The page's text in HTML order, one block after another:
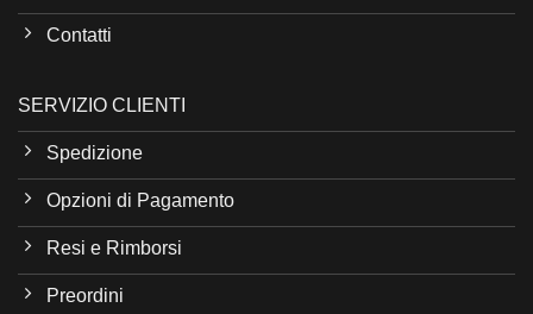
Contatti
SERVIZIO CLIENTI
Spedizione
Opzioni di Pagamento
Resi e Rimborsi
Preordini